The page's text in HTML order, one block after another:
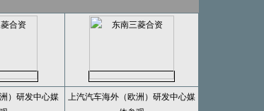
）研发中心媒
上汽汽车海外（欧洲）研发中心媒